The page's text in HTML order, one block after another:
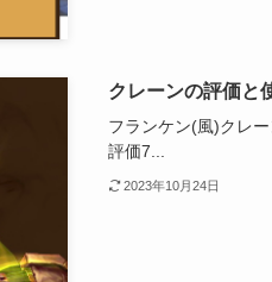
クレーンの評価と
フランケン(風)クレ
評価7...
2023年10月24日